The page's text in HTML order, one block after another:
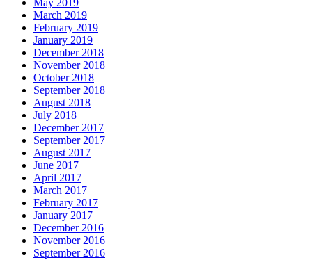
March 2019
February 2019
January 2019
December 2018
November 2018
October 2018
September 2018
August 2018
July 2018
December 2017
September 2017
August 2017
June 2017
April 2017
March 2017
February 2017
January 2017
December 2016
November 2016
September 2016